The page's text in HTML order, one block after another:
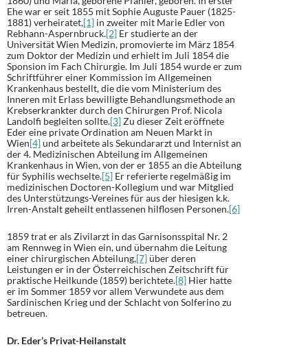
Ehe war er seit 1855 mit Sophie Auguste Pauer (1825-
1881) verheiratet,[1] in zweiter mit Marie Edler von
Rebhann-Aspernbruck.[2] Er studierte an der
Universität Wien Medizin, promovierte im März 1854
zum Doktor der Medizin und erhielt im Juli 1854 die
Sponsion im Fach Chirurgie. Im Juli 1854 wurde er zum
Schriftführer einer Kommission im Allgemeinen
Krankenhaus bestellt, die die vom Ministerium des
Inneren mit Erlass bewilligte Behandlungsmethode an
Krebserkrankter durch den Chirurgen Prof. Nicola
Landolfi begleiten sollte.[3]Zu dieser Zeit eröffnete
Eder eine private Ordination am Neuen Markt in
Wien[4]und arbeitete als Sekundararzt und Internist an
der 4. Medizinischen Abteilung im Allgemeinen
Krankenhaus in Wien, von der er 1855 an die Abteilung
für Syphilis wechselte.[5] Er referierte regelmäßig im
medizinischen Doctoren-Kollegium und war Mitglied
des Unterstützungs-Vereines für aus der hiesigen k.k.
Irren-Anstalt geheilt entlassenen hilflosen Personen.[6]
1859 trat er als Zivilarzt in das Garnisonsspital Nr. 2
am Rennweg in Wien ein, und übernahm die Leitung
einer chirurgischen Abteilung,[7]über deren
Leistungen er in der Österreichischen Zeitschrift für
praktische Heilkunde (1859) berichtete.[8] Hier hatte
er im Sommer 1859 vor allem Verwundete aus dem
Sardinischen Krieg und der Schlacht von Solferino zu
betreuen.
Dr. Eder’s Privat-Heilanstalt